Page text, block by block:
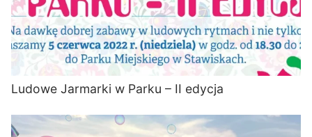
Ludowe Jarmarki w Parku – II edycja